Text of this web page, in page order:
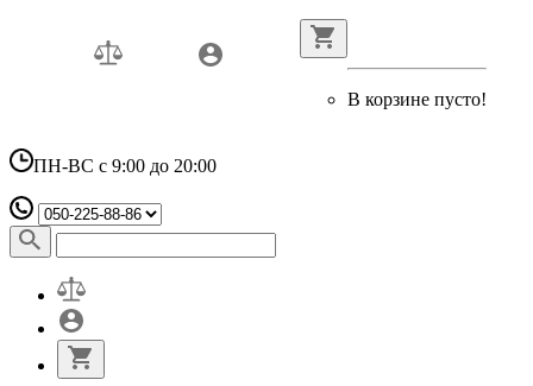
В корзине пусто!
ПН-ВС с 9:00 до 20:00